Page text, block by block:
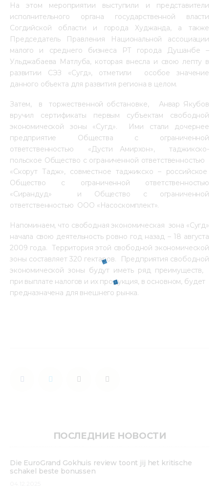
На этом мероприятии выступили и представители
исполнительного органа государственной власти
Согдийской области и города Худжанда, а также
Председатель Правления Национальной ассоциации
малого и среднего бизнеса РТ города Душанбе –
Ульджабаева Матлуба, которая внесла и свою лепту в
развитии СЭЗ «Сугд», отметили особое значение
данного объекта для развития региона в целом.
Затем, в торжественной обстановке, Анвар Якубов
вручил сертификаты первым субъектам свободной
экономической зоны «Сугд». Ими стали дочернее
предприятие Общества с ограниченной
ответственностью «Дусти Амирхон», таджикско-
польское Общество с ограниченной ответственностью
«Скорут Тадж», совместное таджикско – российское
Общество с ограниченной ответственностью
«Сирандуд» и Общество с ограниченной
ответственностью ООО «Насоскомплект».
Напоминаем, что свободная экономическая зона «Сугд»
начала свою деятельность ровно год назад – 18 августа
2009 года. Территория этой свободной экономической
зоны составляет 320 гектаров. Предприятия свободной
экономической зоны будут иметь ряд преимуществ,
при выплате налогов и их продукция, в основном, будет
предназначена для внешнего рынка.
ПОСЛЕДНИЕ НОВОСТИ
Die EuroGrand Gokhuis review toont jij het kritische
schakel beste bonussen